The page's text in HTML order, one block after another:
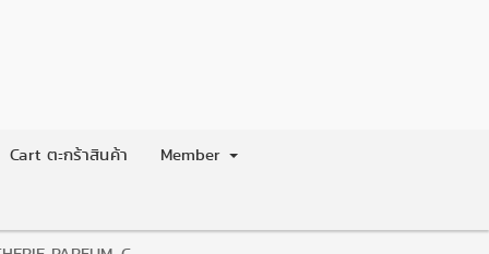
Cart ตะกร้าสินค้า Member